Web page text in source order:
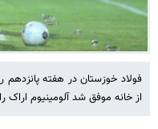
فولاد خوزستان در هفته
از خانه موفق شد آلومینیوم